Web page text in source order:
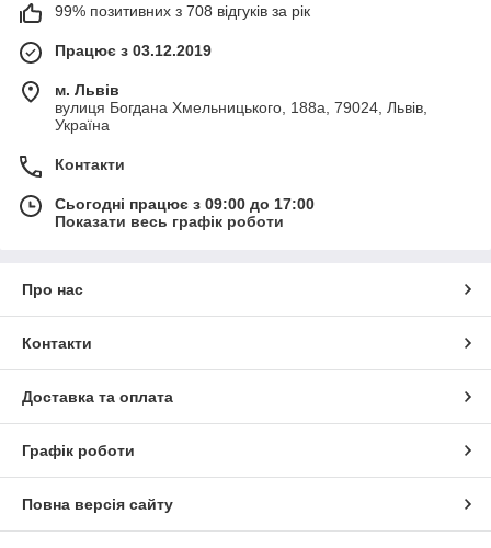
99% позитивних з 708 відгуків за рік
Працює з 03.12.2019
м. Львів
вулиця Богдана Хмельницького, 188а, 79024, Львів,
Україна
Контакти
Сьогодні працює з 09:00 до 17:00
Показати весь графік роботи
Про нас
Контакти
Доставка та оплата
Графік роботи
Повна версія сайту